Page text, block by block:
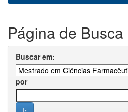
Página de Busca
Buscar em:
por